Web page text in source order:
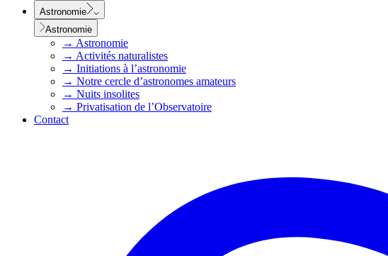
Astronomie
Astronomie
→ Astronomie
→ Activités naturalistes
→ Initiations à l’astronomie
→ Notre cercle d’astronomes amateurs
→ Nuits insolites
→ Privatisation de l’Observatoire
Contact